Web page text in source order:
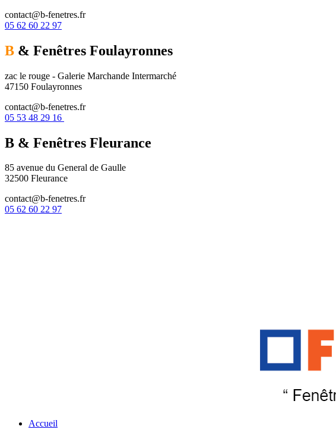
contact@b-fenetres.fr
05 62 60 22 97
B & Fenêtres Foulayronnes
zac le rouge - Galerie Marchande Intermarché
47150 Foulayronnes
contact@b-fenetres.fr
05 53 48 29 16
B & Fenêtres Fleurance
85 avenue du General de Gaulle
32500 Fleurance
contact@b-fenetres.fr
05 62 60 22 97
Accueil